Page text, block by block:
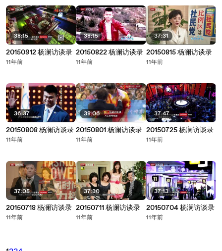
38:15
20150912 杨澜访谈录
11年前
36:37
20150808 杨澜访谈录
11年前
37:05
20150718 杨澜访谈录
11年前
38:15
20150822 杨澜访谈录
11年前
38:06
20150801 杨澜访谈录
11年前
37:30
20150711 杨澜访谈录
11年前
37:31
20150815 杨澜访谈录
11年前
37:47
20150725 杨澜访谈录
11年前
37:13
20150704 杨澜访谈录
11年前